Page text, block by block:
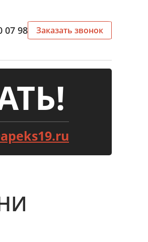
07 98 Заказать звонок